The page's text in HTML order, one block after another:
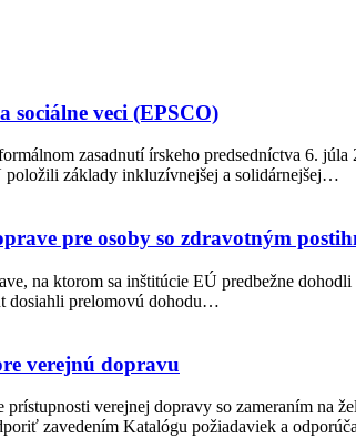
sociálne veci (EPSCO)
zasadnutí írskeho predsedníctva 6.
položili základy inkluzívnejšej a solidárnejšej…
pre osoby so zdravotným
na ktorom sa inštitúcie EÚ predbežne
dosiahli prelomovú dohodu…
verejnú dopravu
verejnej dopravy so zameraním na
zavedením Katalógu požiadaviek a